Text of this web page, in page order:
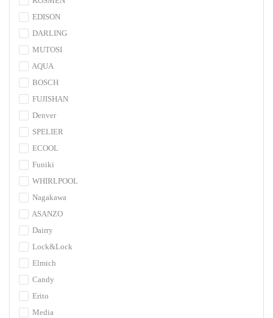
EDISON
DARLING
MUTOSI
AQUA
BOSCH
FUJISHAN
Denver
SPELIER
ECOOL
Funiki
WHIRLPOOL
Nagakawa
ASANZO
Dairry
Lock&Lock
Elmich
Candy
Erito
Media